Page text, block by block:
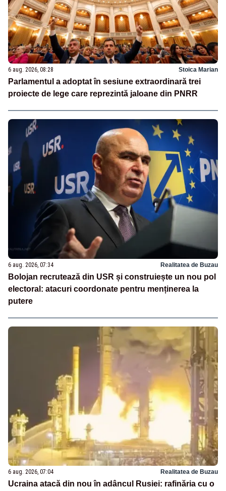
6 aug. 2026, 08:28 Stoica Marian
Parlamentul a adoptat în sesiune extraordinară trei
proiecte de lege care reprezintă jaloane din PNRR
6 aug. 2026, 07:34 Realitatea de Buzau
Bolojan recrutează din USR și construiește un nou pol
electoral: atacuri coordonate pentru menținerea la
putere
6 aug. 2026, 07:04 Realitatea de Buzau
Ucraina atacă din nou în adâncul Rusiei: rafinăria cu o